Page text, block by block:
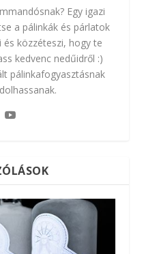
Egy igazi
a pálinkák és párlatok
és közzéteszi, hogy te
kedvenc nedűidről :)
pálinkafogyasztásnak